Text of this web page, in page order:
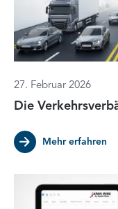
27. Februar 2026
Die
Mehr erfahren